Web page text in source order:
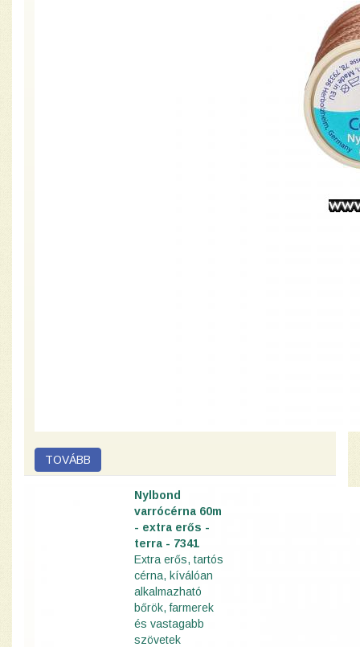
Nylbond
varrócérna 60m
- extra erős -
terra - 7341
Extra erős, tartós
cérna, kíválóan
alkalmazható
bőrök, farmerek
és vastagabb
szövetek